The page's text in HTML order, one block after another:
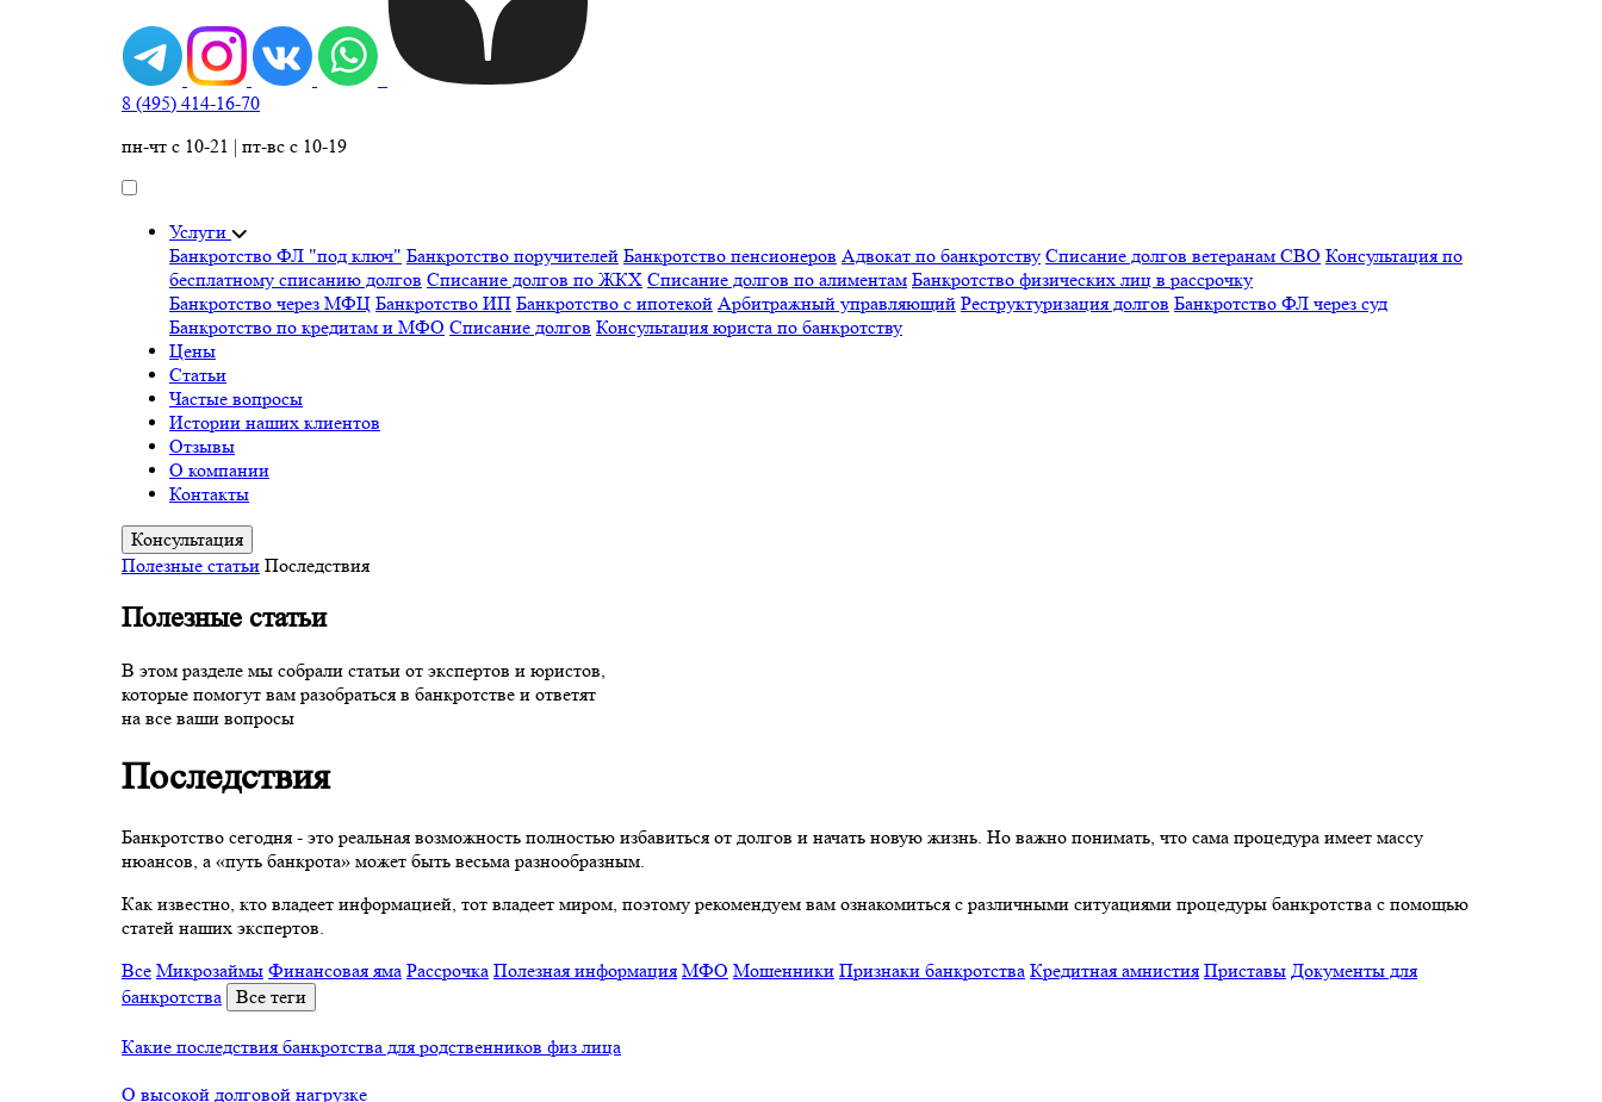
8 (495) 414-16-70
пн-чт с 10-21 | пт-вс с 10-19
Услуги
Банкротство ФЛ "под ключ" Банкротство поручителей Банкротство пенсионеров Адвокат по банкротству Списание долгов ветеранам СВО Консультация по
бесплатному списанию долгов Списание долгов по ЖКХ Списание долгов по алиментам Банкротство физических лиц в рассрочку
Банкротство через МФЦ Банкротство ИП Банкротство с ипотекой Арбитражный управляющий Реструктуризация долгов Банкротство ФЛ через суд
Банкротство по кредитам и МФО Списание долгов Консультация юриста по банкротству
Цены
Статьи
Частые вопросы
Истории наших клиентов
Отзывы
О компании
Контакты
Консультация
Полезные статьи Последствия
Полезные статьи
В этом разделе мы собрали статьи от экспертов и юристов,
которые помогут вам разобраться в банкротстве и ответят
на все ваши вопросы
Последствия
Банкротство сегодня - это реальная возможность полностью избавиться от долгов и начать новую жизнь. Но важно понимать, что сама процедура имеет массу
нюансов, а «путь банкрота» может быть весьма разнообразным.
Как известно, кто владеет информацией, тот владеет миром, поэтому рекомендуем вам ознакомиться с различными ситуациями процедуры банкротства с помощью
статей наших экспертов.
Все Микрозаймы Финансовая яма Рассрочка Полезная информация МФО Мошенники Признаки банкротства Кредитная амнистия Приставы Документы для
банкротства
Все теги
Какие последствия банкротства для родственников физ лица
О высокой долговой нагрузке